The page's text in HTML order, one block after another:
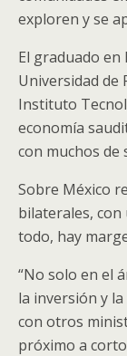
exploren y se
El graduado en
Universidad de
Instituto
economía
con muchos de
Sobre México
bilaterales, con
todo, hay
“No solo en el
la inversión y
con otros
próximo a